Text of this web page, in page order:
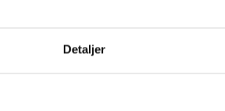
Detaljer